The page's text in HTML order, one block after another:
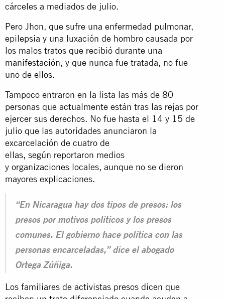
cárceles a mediados de julio.
Pero Jhon, que sufre una enfermedad pulmonar,
epilepsia y una luxación de hombro causada por
los malos tratos que recibió durante una
manifestación, y que nunca fue tratada, no fue
uno de ellos.
Tampoco entraron en la lista las más de 80
personas que actualmente están tras las rejas por
ejercer sus derechos. No fue hasta el 14 y 15 de
julio que las autoridades anunciaron la
excarcelación de cuatro de
ellas, según reportaron medios
y organizaciones locales, aunque no se dieron
mayores explicaciones.
“En Nicaragua hay dos tipos de presos: los
presos por motivos políticos y los presos
comunes. El gobierno hace política con las
personas encarceladas,” dice el abogado
Ortega Zúñiga.
Los familiares de activistas presos dicen que